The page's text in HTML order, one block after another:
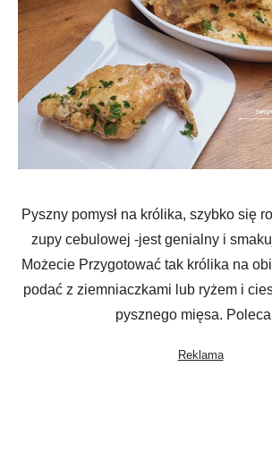
Pyszny pomysł na królika, szybko się
zupy cebulowej -jest genialny i
Możecie Przygotować tak królika na
podać z ziemniaczkami lub ryżem i
pysznego mięsa.